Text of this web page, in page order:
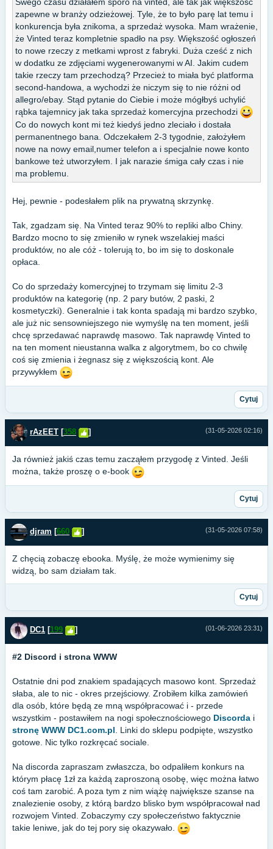
zapewne w branży odzieżowej. Tyle, że to było parę lat temu i
konkurencja była znikoma, a sprzedaż wysoka. Mam wrażenie,
że Vinted teraz kompletnie spadło na psy. Większość ogłoszeń
to nowe rzeczy z metkami wprost z fabryki. Duża cześć z nich
w dodatku ze zdjęciami wygenerowanymi w AI. Jakim cudem
takie rzeczy tam przechodzą? Przecież to miała być platforma
second-handowa, a wychodzi że niczym się to nie różni od
allegro/ebay. Stąd pytanie do Ciebie i może mógłbyś uchylić
rąbka tajemnicy jak taka sprzedaż komercyjna przechodzi
Co do nowych kont mi też kiedyś jedno zleciało i dostała
permanentnego bana. Odczekałem 2-3 tygodnie, założyłem
nowe na nowy email,numer telefon a i specjalnie nowe konto
bankowe też utworzyłem. I jak narazie śmiga cały czas i nie
ma problemu.
Hej, pewnie - podesłałem plik na prywatną skrzynkę.
Tak, zgadzam się. Na Vinted teraz 90% to repliki albo Chiny.
Bardzo mocno to się zmieniło w rynek wszelakiej maści
produktów, no ale cóż - tolerują to, bo im się to doskonale
opłaca.
Co do sprzedaży komercyjnej to trzymam się limitu 2-3
produktów na kategorię (np. 2 pary butów, 2 paski, 2
kosmetyczki). Generalnie i tak konta spadają mi bardzo szybko,
ale już nic sensowniejszego nie wymyślę na ten moment, jeśli
chcę sprzedawać naprawdę masowo. Tak naprawdę Vinted to
na ten moment nieustanna walka z algorytmem, bo co chwilę
coś się zmienia i żegnasz się z większością kont. Ale
przywykłem
Cytuj
(31-05-2026 02:16)
rAzEET [358 ]
Ja również jakiś czas temu zacząłem przygodę z Vinted. Jeśli
można, także proszę o e-book
Cytuj
(31-05-2026 07:58)
djram [660 ]
Z chęcią zobaczę ebooka. Myślę, że może wymienimy się
widzą, bo sam działam tak.
Cytuj
(01-06-2026 23:31)
DC1 [199 ]
#2 Discord i strona WWW
Ostatnie dni pod znakiem spadających masowo kont. Sprzedaż
słaba, ale to nic - okres przejściowy. Zrobiłem kilka zamówień
dla osób, które będą ze mną współpracować i - przede
wszystkim - postawiłem na nogi społecznościowego Discorda i
stronę WWW DC1.com.pl . Linki do sklepu podpięte, wszystko
gotowe. Nic tylko rozkręcać sociale.
Na discorda zapraszam zwłaszcza, bo odpaliłem konkurs na
którym płacę 1zł za każdą zaproszoną osobę, więc można łatwo
coś tam zarobić. A poza tym z nim wiążę największe szanse na
znalezienie osoby, z którą bardzo blisko bym współpracował nad
rozwojem Vinted. Zobaczymy czy społeczeństwo faktycznie
takie leniwe, jak do tej pory się okazywało.